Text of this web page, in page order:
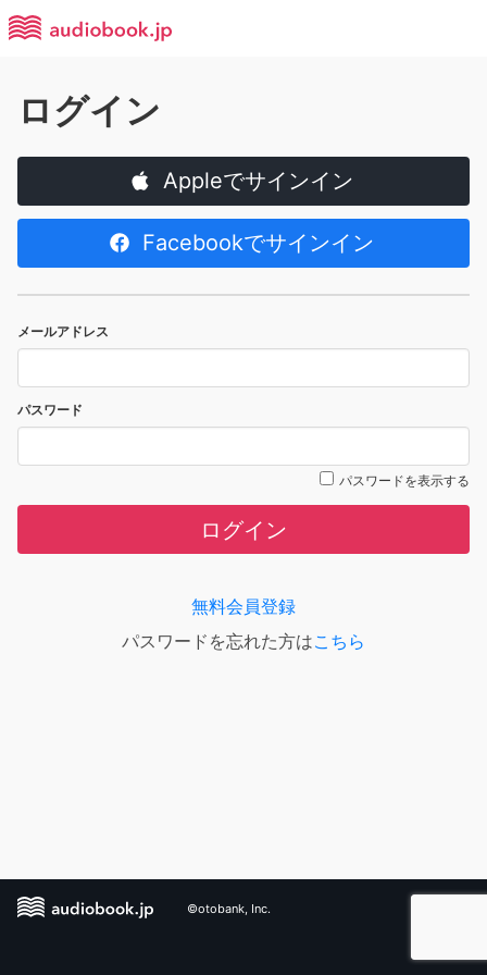
ログイン
Appleでサインイン
Facebookでサインイン
メールアドレス
パスワード
パスワードを表示する
ログイン
無料会員登録
パスワードを忘れた方はこちら
©otobank, Inc.